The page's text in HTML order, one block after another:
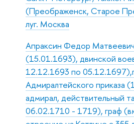
(Преображенск, Старое
луг. Москва
Апраксин Федор
(15.01.1693), двинской
12.12.1693 по
Адмиралтейского приказа
адмирал, действительный
06.02.1710 - 1719), граф